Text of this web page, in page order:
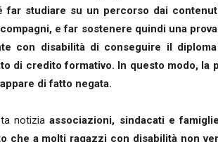
far studiare su un percorso dai
e far sostenere quindi una
con disabilità di conseguire il
di credito formativo. In questo modo,
di fatto negata.
notiziaassociazioni, sindacati e
che a molti ragazzi con disabilità non